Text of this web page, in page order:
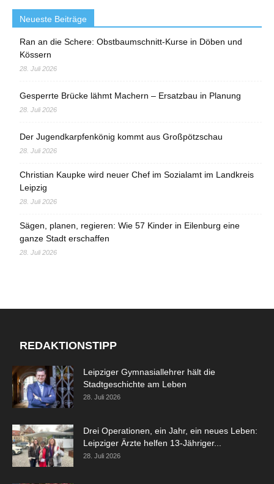
Neueste Beiträge
Ran an die Schere: Obstbaumschnitt-Kurse in Döben und
Kössern
28. Juli 2026
Gesperrte Brücke lähmt Machern – Ersatzbau in Planung
28. Juli 2026
Der Jugendkarpfenkönig kommt aus Großpötzschau
28. Juli 2026
Christian Kaupke wird neuer Chef im Sozialamt im Landkreis
Leipzig
28. Juli 2026
Sägen, planen, regieren: Wie 57 Kinder in Eilenburg eine
ganze Stadt erschaffen
28. Juli 2026
REDAKTIONSTIPP
Leipziger Gymnasiallehrer hält die
Stadtgeschichte am Leben
28. Juli 2026
Drei Operationen, ein Jahr, ein neues Leben:
Leipziger Ärzte helfen 13-Jähriger...
28. Juli 2026